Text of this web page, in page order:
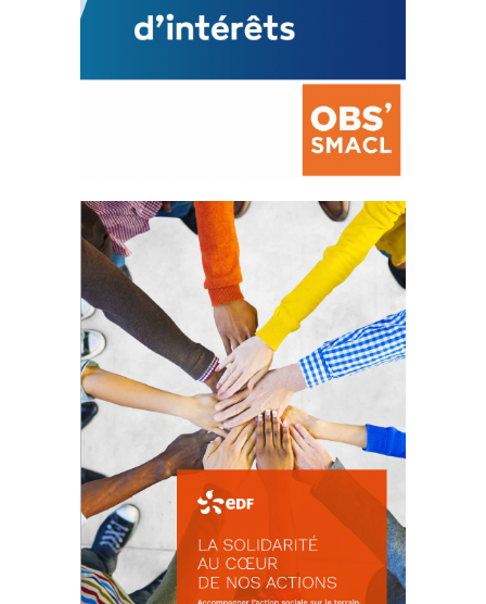
La prévention des conflits
d’intérêts
18 septembre 2023
105351 Total 0 Votes 0 0 Aidez-nous à
améliorer...
FEUILLETER